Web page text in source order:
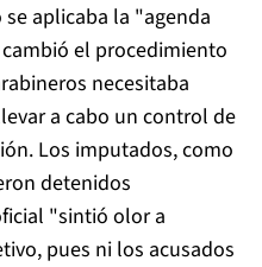
aplicaba la "agenda
el procedimiento
necesitaba
a cabo un control de
Los imputados, como
detenidos
"sintió olor a
pues ni los acusados